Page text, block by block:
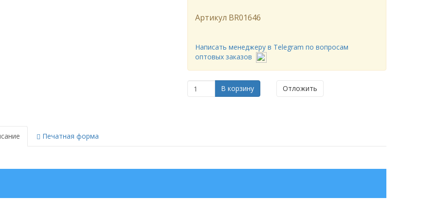
Артикул BR01646
Написать менеджеру в Telegram по вопросам
оптовых заказов
В корзину Отложить
Печатная форма